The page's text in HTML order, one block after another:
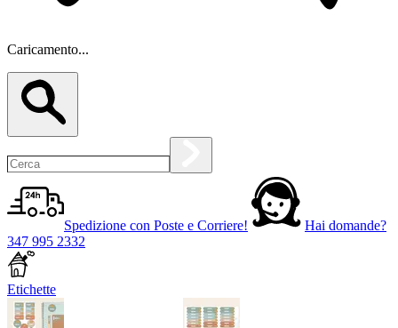
Caricamento...
Spedizione con Poste e Corriere!
Hai domande?
347 995 2332
Etichette